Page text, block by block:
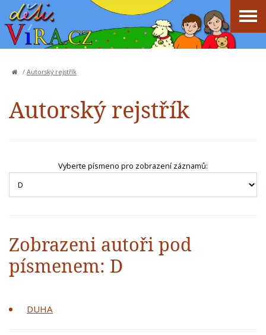
/ Autorský rejstřík
Autorský rejstřík
Vyberte písmeno pro zobrazení záznamů:
Zobrazeni autoři pod
písmenem: D
DUHA